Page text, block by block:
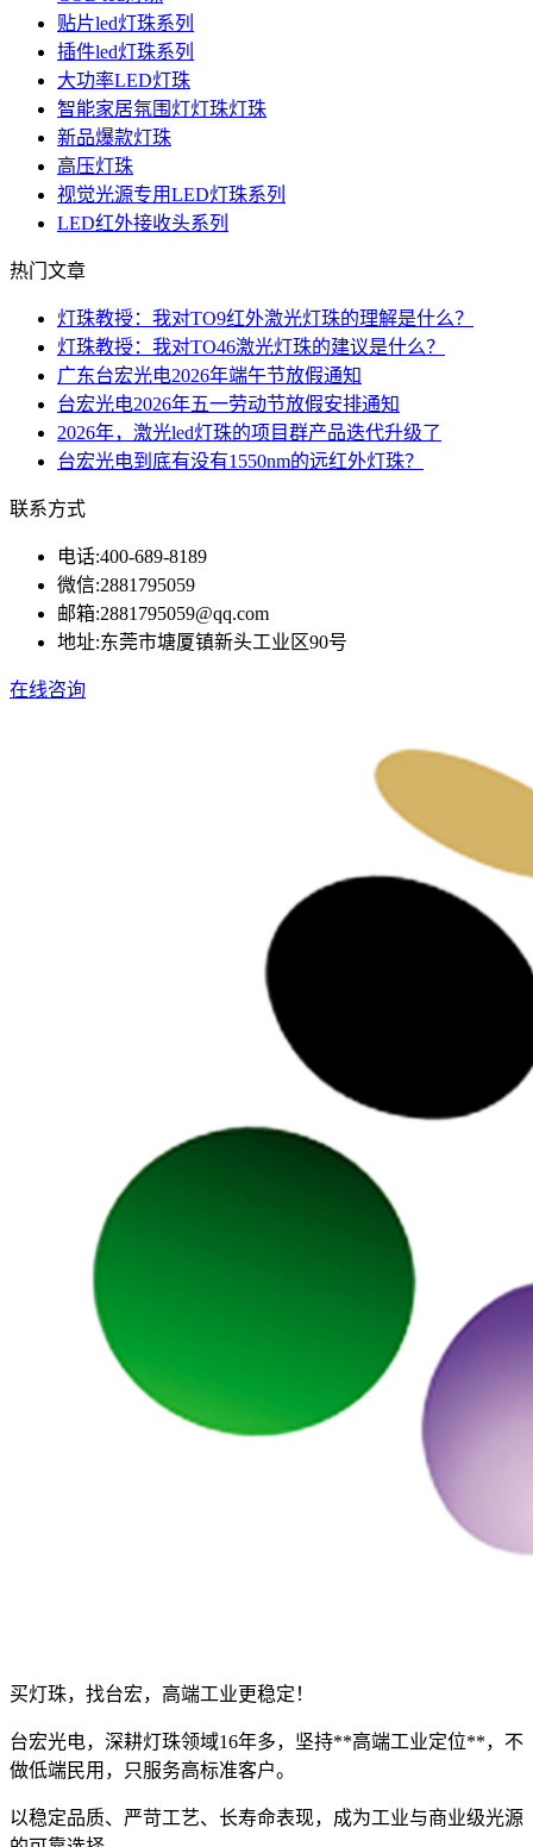
贴片led灯珠系列
插件led灯珠系列
大功率LED灯珠
智能家居氛围灯灯珠灯珠
新品爆款灯珠
高压灯珠
视觉光源专用LED灯珠系列
LED红外接收头系列
热门文章
灯珠教授：我对TO9红外激光灯珠的理解是什么？
灯珠教授：我对TO46激光灯珠的建议是什么？
广东台宏光电2026年端午节放假通知
台宏光电2026年五一劳动节放假安排通知
2026年，激光led灯珠的项目群产品迭代升级了
台宏光电到底有没有1550nm的远红外灯珠？
联系方式
电话:400-689-8189
微信:2881795059
邮箱:2881795059@qq.com
地址:东莞市塘厦镇新头工业区90号
在线咨询
买灯珠，找台宏，高端工业更稳定！
台宏光电，深耕灯珠领域16年多，坚持**高端工业定位**，不
做低端民用，只服务高标准客户。
以稳定品质、严苛工艺、长寿命表现，成为工业与商业级光源